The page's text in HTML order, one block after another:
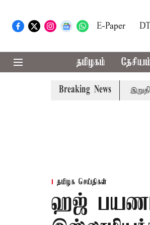
E-Paper
தமிழகம் தேசியம்
Breaking News
கொரிய பேட்மிண்டன் இறுதி
தமிழக செய்திகள்
ஹஜ் பயணம்